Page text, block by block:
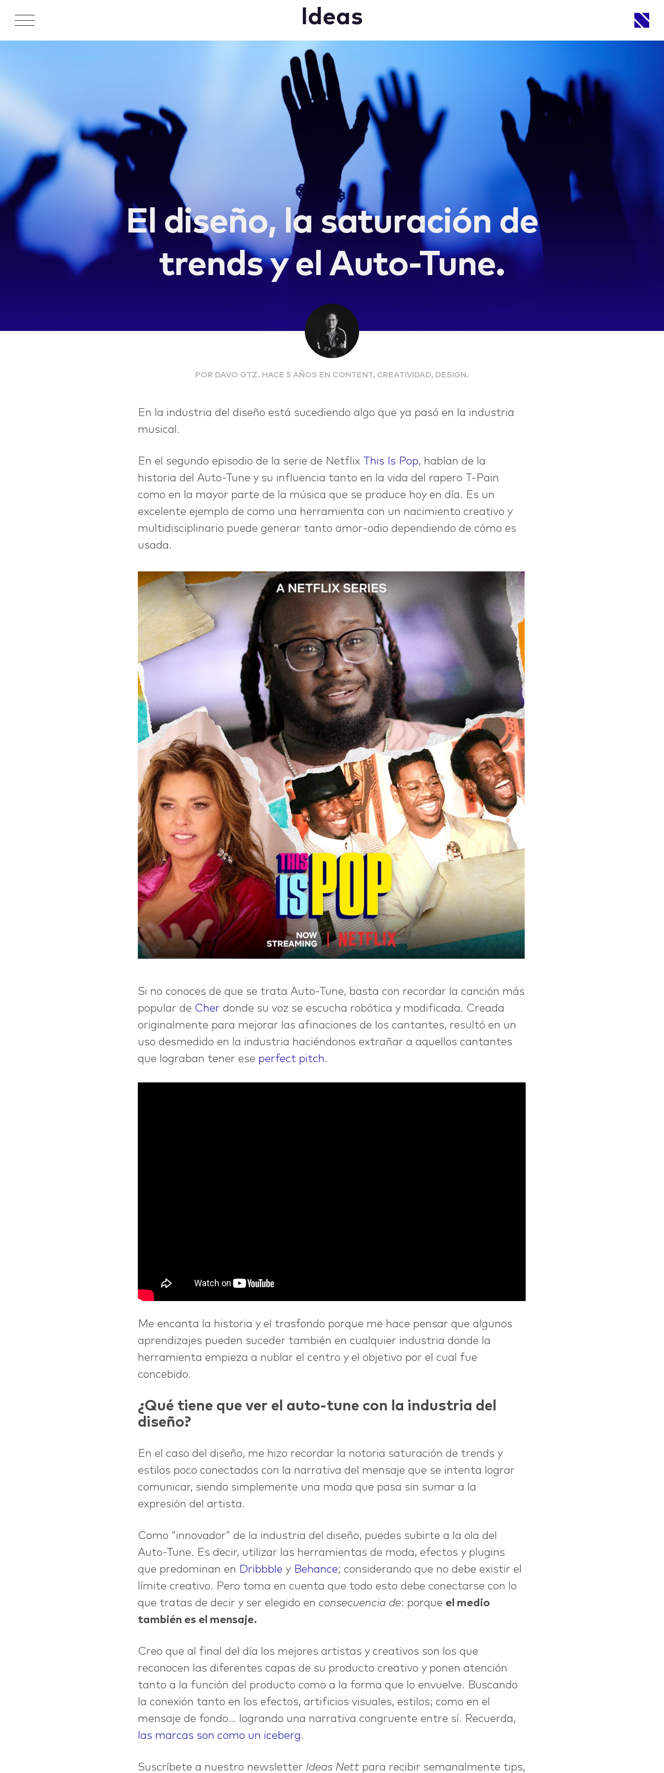
Ideas
El diseño, la saturación de
trends y el Auto-Tune.
POR DAVO GTZ. HACE 5 AÑOS EN CONTENT, CREATIVIDAD, DESIGN.
En la industria del diseño está sucediendo algo que ya pasó en la industria
musical.
En el segundo episodio de la serie de Netflix This Is Pop, hablan de la
historia del Auto-Tune y su influencia tanto en la vida del rapero T-Pain
como en la mayor parte de la música que se produce hoy en día. Es un
excelente ejemplo de como una herramienta con un nacimiento creativo y
multidisciplinario puede generar tanto amor-odio dependiendo de cómo es
usada.
Si no conoces de que se trata Auto-Tune, basta con recordar la canción más
popular de Cher donde su voz se escucha robótica y modificada. Creada
originalmente para mejorar las afinaciones de los cantantes, resultó en un
uso desmedido en la industria haciéndonos extrañar a aquellos cantantes
que lograban tener ese perfect pitch.
Me encanta la historia y el trasfondo porque me hace pensar que algunos
aprendizajes pueden suceder también en cualquier industria donde la
herramienta empieza a nublar el centro y el objetivo por el cual fue
concebido.
¿Qué tiene que ver el auto-tune con la industria del
diseño?
En el caso del diseño, me hizo recordar la notoria saturación de trends y
estilos poco conectados con la narrativa del mensaje que se intenta lograr
comunicar, siendo simplemente una moda que pasa sin sumar a la
expresión del artista.
Como “innovador” de la industria del diseño, puedes subirte a la ola del
Auto-Tune. Es decir, utilizar las herramientas de moda, efectos y plugins
que predominan en Dribbble y Behance; considerando que no debe existir el
límite creativo. Pero toma en cuenta que todo esto debe conectarse con lo
que tratas de decir y ser elegido enconsecuencia de: porque el medio
también es el mensaje.
Creo que al final del día los mejores artistas y creativos son los que
reconocen las diferentes capas de su producto creativo y ponen atención
tanto a la función del producto como a la forma que lo envuelve. Buscando
la conexión tanto en los efectos, artificios visuales, estilos; como en el
mensaje de fondo… logrando una narrativa congruente entre sí. Recuerda,
las marcas son como un iceberg.
Suscríbete a nuestro newsletter Ideas Nett para recibir semanalmente tips,
WORKS
hi@nett.mx